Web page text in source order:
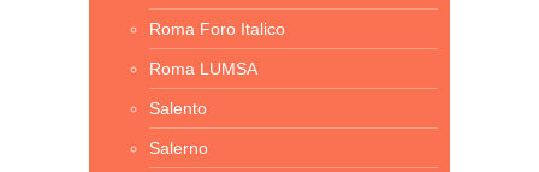
Roma Foro Italico
Roma LUMSA
Salento
Salerno